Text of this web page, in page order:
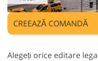
CREEAZĂ COMANDĂ
Alegeți orice editare